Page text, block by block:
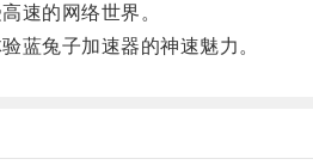
速的网络世界。
兔子加速器的神速魅力。